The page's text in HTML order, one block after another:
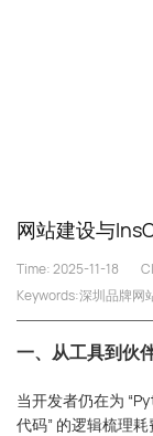
网站建设与
Time: 2025-11-18
Keywords:深圳品牌网
一、从工具到伙
当开发者仍在为
代码” 的逻辑梳理